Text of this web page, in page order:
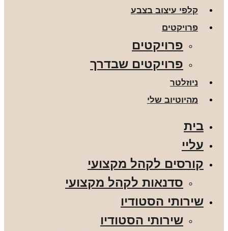
קלפי עיצוב בצבע
פרויקטים
פרויקטים
פרויקטים שבדרך
ניוזלטר
מהיוטיוב שלי
בית
עליי
קורסים לקהל מקצועי
סדנאות לקהל מקצועי
שירותי הסטודיו
שירותי הסטודיו